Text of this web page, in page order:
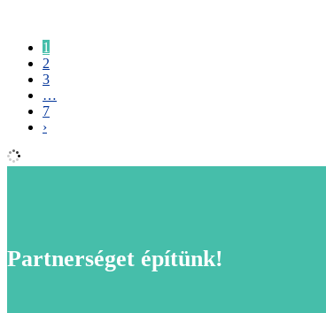
1
2
3
…
7
›
Partnerséget építünk!